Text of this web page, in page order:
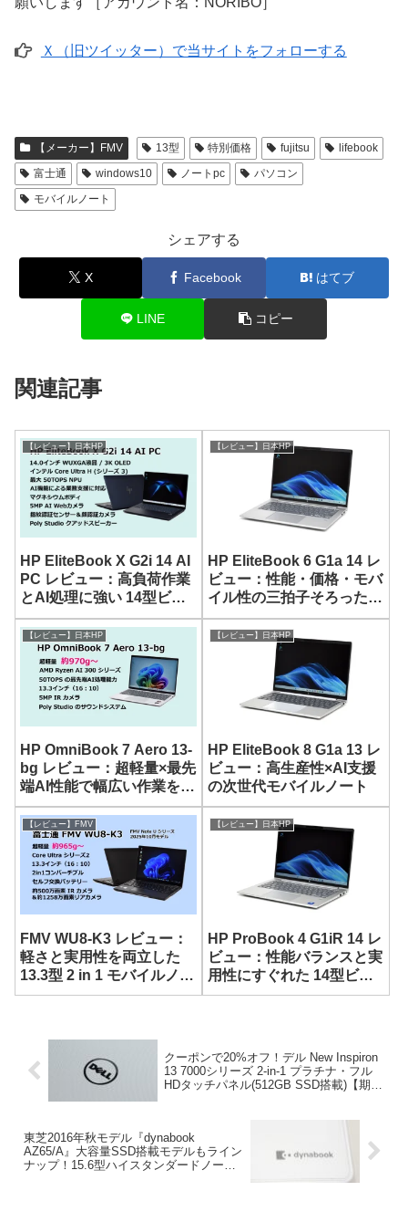
Ｘ（旧ツイッター）で当サイトをフォローする
【メーカー】FMV 13型 特別価格 fujitsu
lifebook
富士通
windows10 ノートpc
パソコン
モバイルノート
シェアする
X Facebook はてブ
LINE コピー
関連記事
【レビュー】日本HP
HP EliteBook X G2i 14 AI
PC レビュー：高負荷作業
とAI処理に強い 14型ビジ
ネスノート
【レビュー】日本HP
HP EliteBook 6 G1a 14 レ
ビュー：性能・価格・モバ
イル性の三拍子そろった堅
実な 14型 AIノート
【レビュー】日本HP
HP OmniBook 7 Aero 13-
bg レビュー：超軽量×最先
端AI性能で幅広い作業を快
適にこなす 13.3型モバイ
ルノート
【レビュー】日本HP
HP EliteBook 8 G1a 13 レ
ビュー：高生産性×AI支援
の次世代モバイルノート
【レビュー】FMV
FMV WU8-K3 レビュー：
軽さと実用性を両立した
13.3型 2 in 1 モバイルノー
ト
【レビュー】日本HP
HP ProBook 4 G1iR 14 レ
ビュー：性能バランスと実
用性にすぐれた 14型ビジ
ネスノート
クーポンで20%オフ！デル New Inspiron
13 7000シリーズ 2-in-1 プラチナ・フル
HDタッチパネル(512GB SSD搭載)【期間
東芝2016年秋モデル『dynabook
AZ65/A』大容量SSD搭載モデルもライン
ナップ！15.6型ハイスタンダードノー